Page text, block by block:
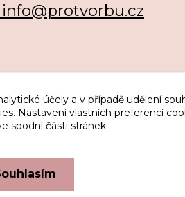
info@protvorbu.cz
účely a v případě udělení
Nastavení vlastních preferencí
spodní části stránek.